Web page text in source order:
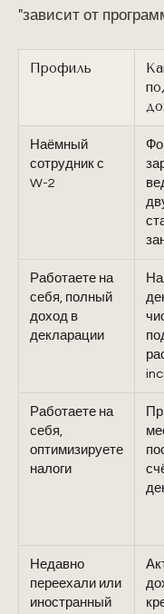
"зависит от
Профиль
Наёмный
сотрудник с
W-2
Работаете на
себя, полный
доход в
декларации
Работаете на
себя,
оптимизируете
налоги
Недавно
переехали или
иностранный